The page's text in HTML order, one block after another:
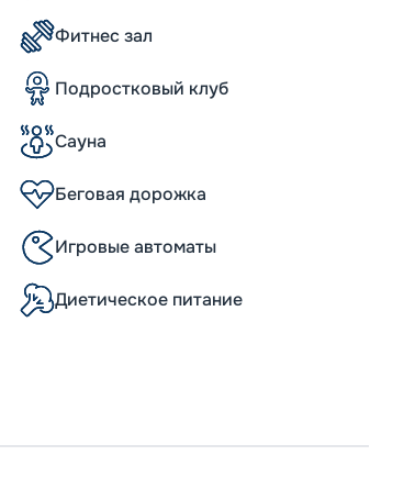
метров.
практически каждого общественного
обзоры. А семиэтажный
который прекрасно проникает сквозь
мраморных полах, освещает
создавая атмосферу роскоши и
году, лайнер обзавелся огромным
Теперь каждый посетитель
фильмов в высоком качестве.
скалодром, фитнес-центр,
вечеринки. Для спокойного отдыха
и бары с живописным видом на море.
«все включено» с возможностью
Фитнес зал
Подростковый клуб
Сауна
Беговая дорожка
Игровые автоматы
Диетическое питание